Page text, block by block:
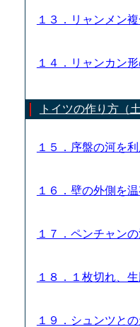
１３．リャンメン
１４．リャンカン
トイツの作り方（
１５．序盤の河を
１６．壁の外側を
１７．ペンチャン
１８．１枚切れ、
１９．シュンツと